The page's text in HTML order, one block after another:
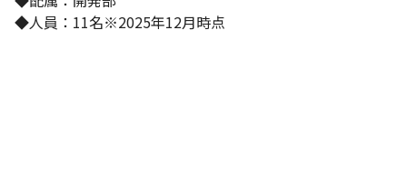
◆人員：11名※2025年12月時点